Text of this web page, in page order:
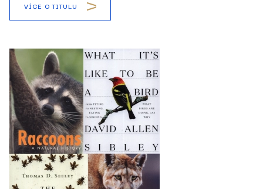
VÍCE O TITULU